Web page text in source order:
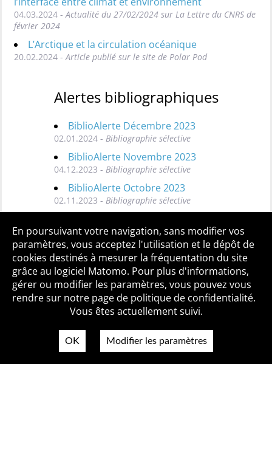
04.03.2024 - Actualité du 27/02/2024 sur La Lettre du CNRS de
février 2024
L’Arctique et la circulation océanique
20.02.2024 - Article publié sur le site de Polar Pod
Alertes bibliographiques
BiblioAlerte Décembre 2023
02.01.2024 - Bibliographie sélective
BiblioAlerte Novembre 2023
04.12.2023 - Bibliographie sélective
BiblioAlerte Octobre 2023
02.11.2023 - Bibliographie sélective
Toutes les BiblioAlertes
Qui sommes-nous ? Mentions légales
Accessibilité
Politique de confidentialité
Contact
En poursuivant votre navigation, sans modifier vos
paramètres, vous acceptez l'utilisation et le dépôt de
cookies destinés à mesurer la fréquentation du site
grâce au logiciel Matomo. Pour plus d'informations,
gérer ou modifier les paramètres, vous pouvez vous
rendre sur notre page de politique de confidentialité.
Vous êtes actuellement suivi.
OK Modifier les paramètres